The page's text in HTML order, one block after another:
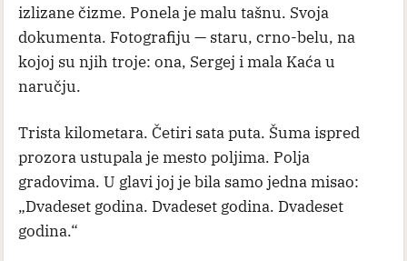
izlizane čizme. Ponela je malu tašnu. Svoja
dokumenta. Fotografiju — staru, crno-belu, na
kojoj su njih troje: ona, Sergej i mala Kaća u
naručju.
Trista kilometara. Četiri sata puta. Šuma ispred
prozora ustupala je mesto poljima. Polja
gradovima. U glavi joj je bila samo jedna misao:
„Dvadeset godina. Dvadeset godina. Dvadeset
godina.“